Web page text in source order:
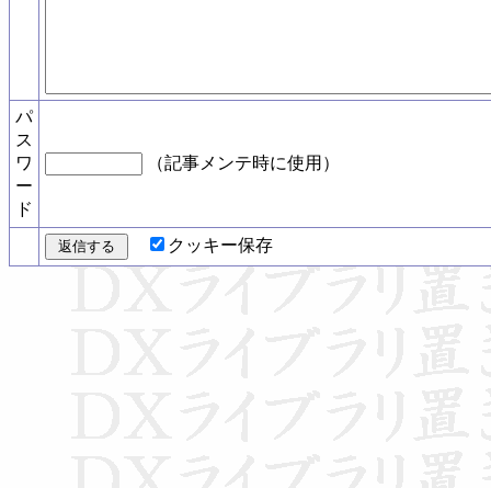
パ
ス
ワ
ー
ド
（記事メンテ時に使用）
クッキー保存